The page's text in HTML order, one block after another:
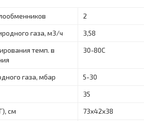
2
газа, м3/ч 3,58
темп. в
30-80С
газа, мбар 5-30
35
см 73x42x38